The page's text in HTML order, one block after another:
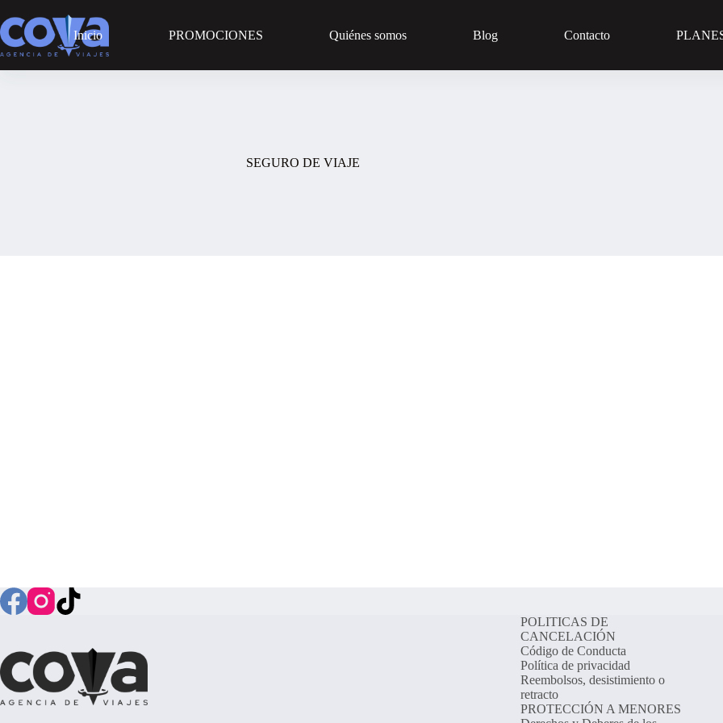
al
contenido
Inicio PROMOCIONES Quiénes somos Blog Contacto
SEGURO DE VIAJE
POLITICAS DE
CANCELACIÓN
Código de Conducta
Política de privacidad
Reembolsos, desistimiento o
retracto
PROTECCIÓN A MENORES